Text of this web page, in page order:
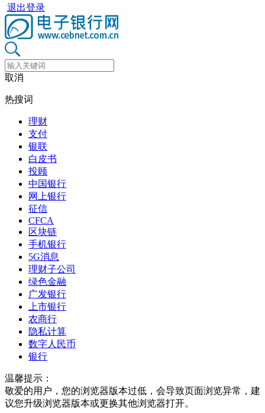
退出登录
取消
热搜词
理财
支付
银联
白皮书
投顾
中国银行
网上银行
征信
CFCA
区块链
手机银行
5G消息
理财子公司
绿色金融
广发银行
上市银行
农商行
隐私计算
数字人民币
银行
温馨提示：
敬爱的用户，您的浏览器版本过低，会导致页面浏览异常，建
议您升级浏览器版本或更换其他浏览器打开。